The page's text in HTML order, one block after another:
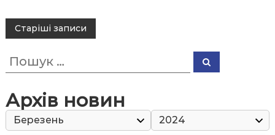
Н
а
в
г
а
Старіші записи
П
о
у
к
П
о
Архів новин